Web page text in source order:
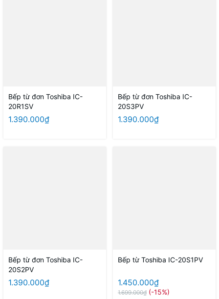
Bếp từ đơn Toshiba IC-
20R1SV
1.390.000₫
Bếp từ đơn Toshiba IC-
20S3PV
1.390.000₫
Bếp từ đơn Toshiba IC-
20S2PV
1.390.000₫
Bếp từ Toshiba IC-20S1PV
1.450.000₫
1.699.000₫ (-15%)